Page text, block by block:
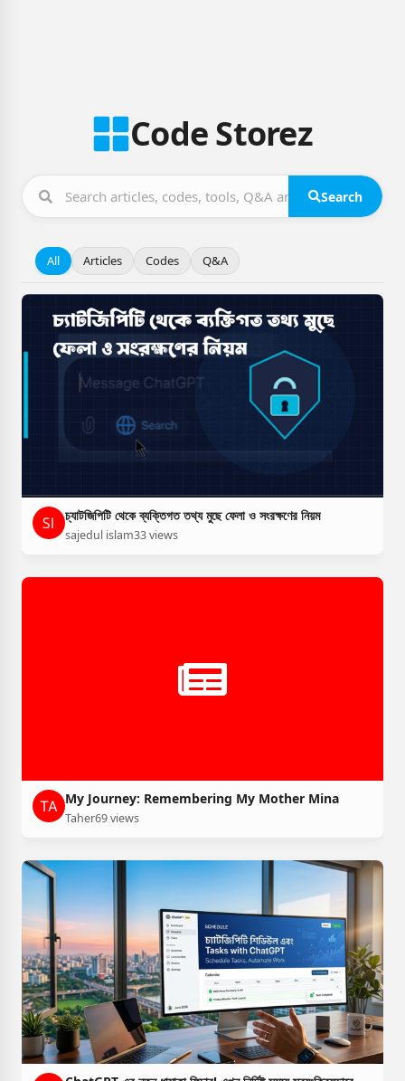
Code Storez
Search
All Articles Codes Q&A
চ্যাটজিপিটি থেকে ব্যক্তিগত তথ্য মুছে ফেলা ও সংরক্ষণের নিয়ম
sajedul islam33 views
My Journey: Remembering My Mother Mina
Taher69 views